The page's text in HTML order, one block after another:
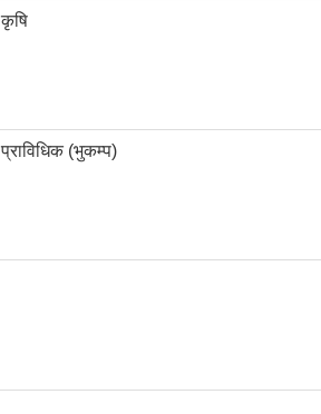
कृषि
प्राविधिक (भुकम्प)